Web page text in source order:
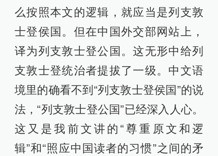
么按照本文的逻辑，就应当是列支敦
士登侯国。但在中国外交部网站上，
译为列支敦士登公国。这无形中给列
支敦士登统治者提拔了一级。中文语
境里的确看不到“列支敦士登侯国”的说
法，“列支敦士登公国”已经深入人心。
这又是我前文讲的“尊重原文和逻
辑”和“照应中国读者的习惯”之间的矛